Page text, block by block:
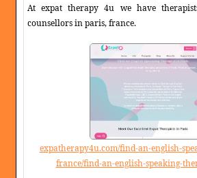
At expat therapy 4u we have
counsellors in paris, france.
expatherapy4u.com/find-an-english-
france/find-an-english-speaking-